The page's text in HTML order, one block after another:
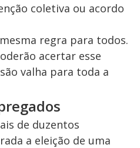
coletiva ou acordo
regra para todos.
acertar esse
valha para toda a
de duzentos
a eleição de uma